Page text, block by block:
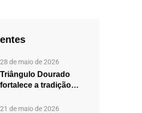
28 de maio de 2026
Triângulo Dourado
fortalece a tradição
das…
21 de maio de 2026